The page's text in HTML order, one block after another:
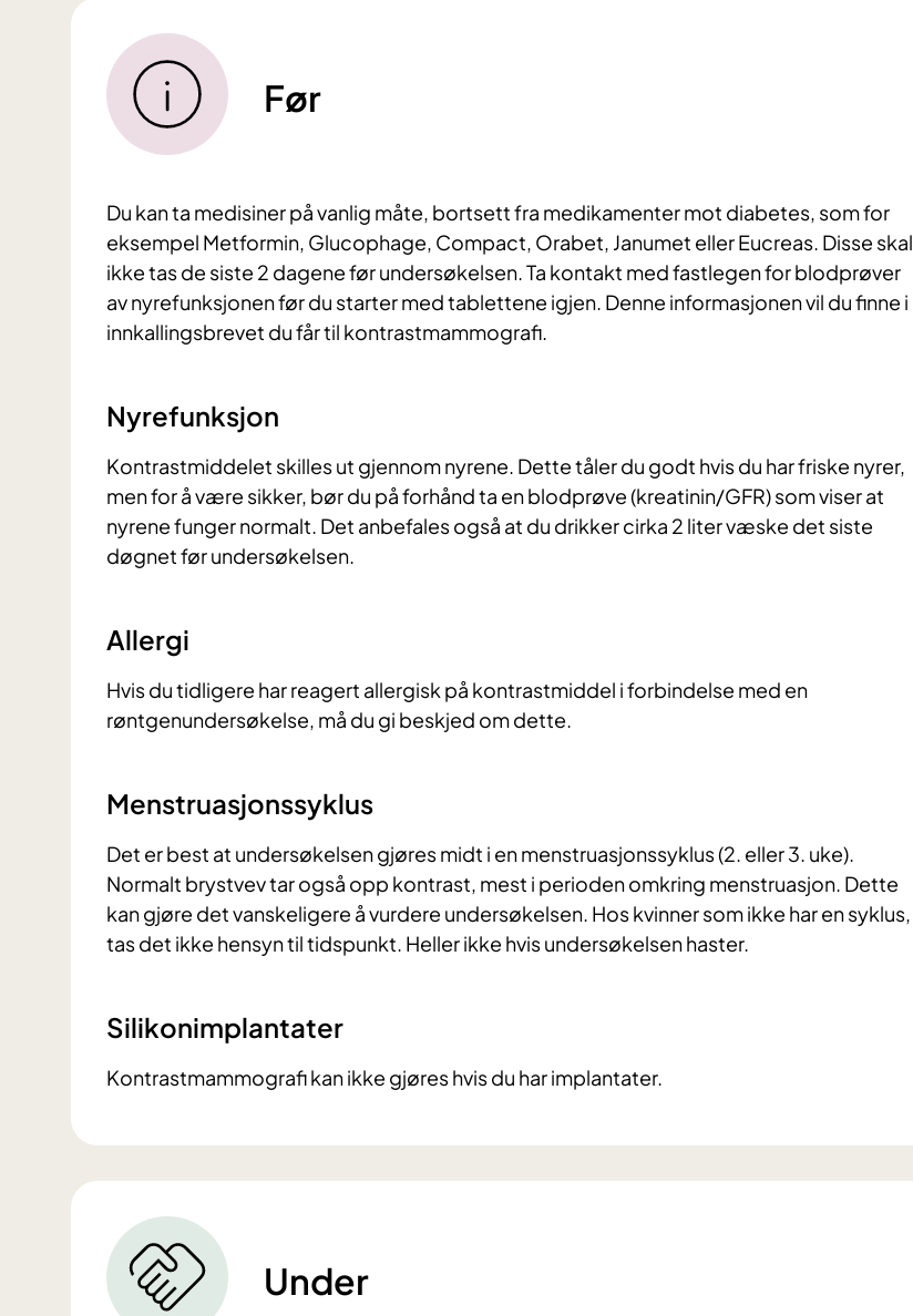
Før
Du kan ta medisiner på vanlig måte, bortsett fra medikamenter mot diabetes, som for
eksempel Metformin, Glucophage, Compact, Orabet, Janumet eller Eucreas. Disse skal
ikke tas de siste 2 dagene før undersøkelsen. Ta kontakt med fastlegen for blodprøver
av nyrefunksjonen før du starter med tablettene igjen. Denne informasjonen vil du finne i
innkallingsbrevet du får til kontrastmammografi.
Nyrefunksjon
Kontrastmiddelet skilles ut gjennom nyrene. Dette tåler du godt hvis du har friske nyrer,
men for å være sikker, bør du på forhånd ta en blodprøve (kreatinin/GFR) som viser at
nyrene funger normalt. Det anbefales også at du drikker cirka 2 liter væske det siste
døgnet før undersøkelsen.
Allergi
Hvis du tidligere har reagert allergisk på kontrastmiddel i forbindelse med en
røntgenundersøkelse, må du gi beskjed om dette.
Menstruasjonssyklus
Det er best at undersøkelsen gjøres midt i en menstruasjonssyklus (2. eller 3. uke).
Normalt brystvev tar også opp kontrast, mest i perioden omkring menstruasjon. Dette
kan gjøre det vanskeligere å vurdere undersøkelsen. Hos kvinner som ikke har en syklus,
tas det ikke hensyn til tidspunkt. Heller ikke hvis undersøkelsen haster.
Silikonimplantater
Kontrastmammografi kan ikke gjøres hvis du har implantater.
Under